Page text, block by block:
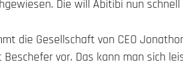
Die will Abitibi nun
die Gesellschaft von CEO
Beschefer vor. Das kann man sich